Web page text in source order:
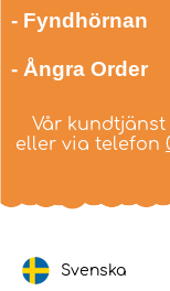
- Fyndhörnan
- Ångra Order
Vår
eller via telefon
Svenska